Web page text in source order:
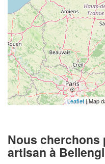
Leaflet| Map
Nous cherchons
artisan à